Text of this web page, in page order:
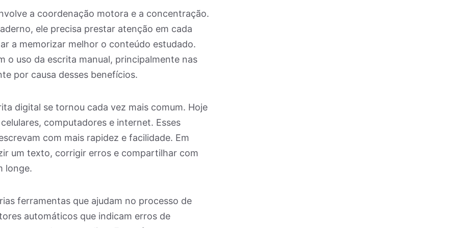
a coordenação motora e a concentração.
ele precisa prestar atenção em cada
a memorizar melhor o conteúdo estudado.
o uso da escrita manual, principalmente nas
por causa desses benefícios.
digital se tornou cada vez mais comum. Hoje
computadores e internet. Esses
com mais rapidez e facilidade. Em
um texto, corrigir erros e compartilhar com
longe.
ferramentas que ajudam no processo de
automáticos que indicam erros de